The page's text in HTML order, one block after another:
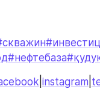
#нефтебаза
instagram